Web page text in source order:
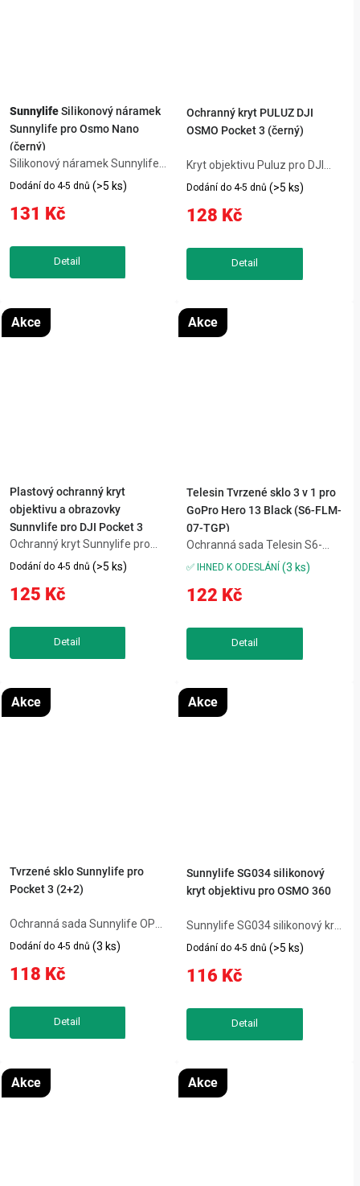
Sunnylife Silikonový náramek
Sunnylife pro Osmo Nano
(černý)
Dodání do 4-5 dnů (>5 ks)
131 Kč
Silikonový náramek Sunnylife
pro Osmo Nano (černý) je
praktický produkt, který
usnadní každodenní používání
Silikonová páska na ruku
Sunnylife je...
Ochranný kryt PULUZ DJI
OSMO Pocket 3 (černý)
Dodání do 4-5 dnů (>5 ks)
128 Kč
Kryt objektivu Puluz pro DJI
Osmo Pocket 3 chrání čočku
před poškozením a zlepšuje
kvalitu záznamu v náročných
konstrukce a přesné uchycení...
Plastový ochranný kryt
objektivu a obrazovky
Sunnylife pro DJI Pocket 3
Akce
Dodání do 4-5 dnů (>5 ks)
125 Kč
Ochranný kryt Sunnylife pro
DJI Pocket 3 chrání objektiv i
displej před poškrábáním,
prachem a nárazy. Přesně
použití i s dalším
příslušenstvím bez...
Telesin Tvrzené sklo 3 v 1 pro
GoPro Hero 13 Black (S6-FLM-
07-TGP)
Akce
✅ IHNED K ODESLÁNÍ (3 ks)
122 Kč
Ochranná sada Telesin S6-
FLM-07-TGP obsahuje tři
tvrzená skla pro přední displej,
zadní displej a objektiv kamery
spolehlivou ochranu proti
poškrábání...
Tvrzené sklo Sunnylife pro
Pocket 3 (2+2)
Akce
Dodání do 4-5 dnů (3 ks)
118 Kč
Ochranná sada Sunnylife OP3-
BHM717 Screen Protector
obsahuje tvrzená skla na
displej i objektiv kamery DJI
ochranu proti poškrábání a
poškození....
Sunnylife SG034 silikonový
kryt objektivu pro OSMO 360
Akce
Dodání do 4-5 dnů (>5 ks)
116 Kč
Sunnylife SG034 silikonový kryt
objektivu pro OSMO 360 chrání
objektiv před poškrábáním,
prachem i nárazy. Pružný
nasazení a pevné uchycení bez
omezení...
Akce Akce